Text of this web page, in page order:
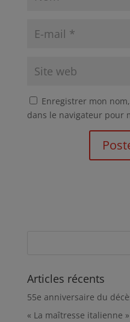
Enregistrer mon
dans le navigateur pour
Articles récents
55e anniversaire du
« La maîtresse italienne